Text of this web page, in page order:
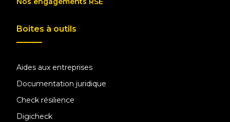
Boites à outils
Aides aux entreprises
Documentation juridique
Check résilience
Digicheck